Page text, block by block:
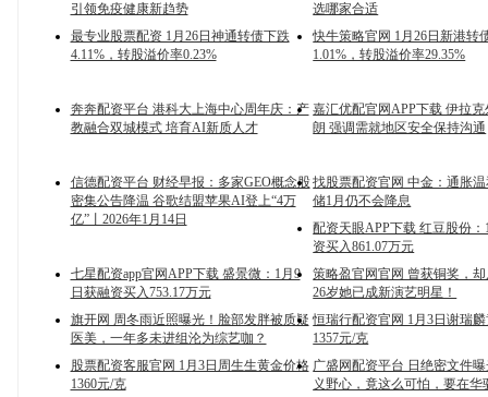
引领免疫健康新趋势
选哪家合适
最专业股票配资 1月26日神通转债下跌
4.11%，转股溢价率0.23%
快牛策略官网 1月26日新港转
1.01%，转股溢价率29.35%
奔奔配资平台 港科大上海中心周年庆：产
教融合双城模式 培育AI新质人才
嘉汇优配官网APP下载 伊拉
朗 强调需就地区安全保持沟通
信德配资平台 财经早报：多家GEO概念股
密集公告降温 谷歌结盟苹果AI登上“4万
亿”丨2026年1月14日
找股票配资官网 中金：通胀
储1月仍不会降息
配资天眼APP下载 红豆股份：
资买入861.07万元
七星配资app官网APP下载 盛景微：1月9
日获融资买入753.17万元
策略盈官网官网 曾获铜奖，
26岁她已成新演艺明星！
旗开网 周冬雨近照曝光！脸部发胖被质疑
医美，一年多未进组沦为综艺咖？
恒瑞行配资官网 1月3日谢瑞
1357元/克
股票配资客服官网 1月3日周生生黄金价格
1360元/克
广盛网配资平台 日绝密文件
义野心，竟这么可怕，要在华